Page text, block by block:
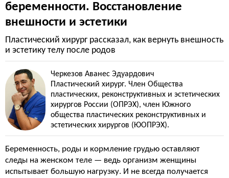
беременности. Восстановление
внешности и эстетики
Пластический хирург рассказал, как вернуть внешность
и эстетику телу после родов
Черкезов Аванес Эдуардович
Пластический хирург. Член Общества
пластических, реконструктивных и эстетических
хирургов России (ОПРЭХ), член Южного
общества пластических реконструктивных и
эстетических хирургов (ЮОПРЭХ).
Беременность, роды и кормление грудью оставляют
следы на женском теле — ведь организм женщины
испытывает большую нагрузку. И не всегда получается